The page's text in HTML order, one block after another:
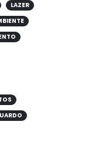
LAZER